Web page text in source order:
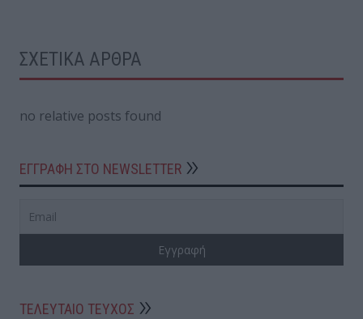
ΣΧΕΤΙΚΑ ΑΡΘΡΑ
no relative posts found
ΕΓΓΡΑΦΗ ΣΤΟ NEWSLETTER
ΤΕΛΕΥΤΑΙΟ ΤΕΥΧΟΣ